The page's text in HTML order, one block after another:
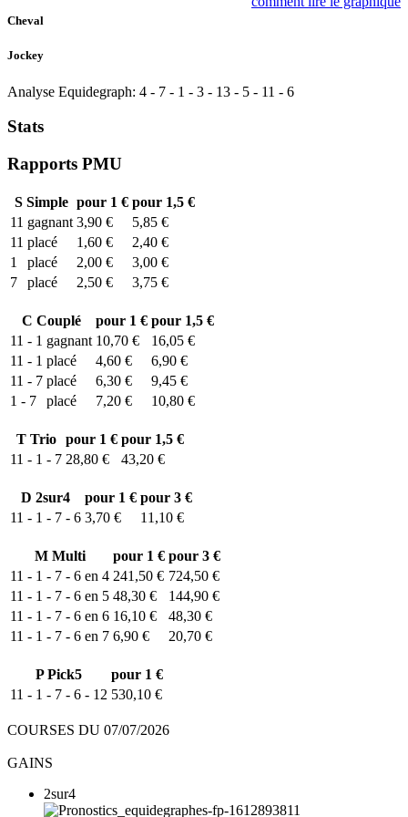
Cheval
Jockey
Analyse Equidegraph: 4 - 7 - 1 - 3 - 13 - 5 - 11 - 6
Stats
Rapports PMU
S Simple pour 1 € pour 1,5 €
11 gagnant 3,90 €
5,85 €
11 placé 1,60 €
2,40 €
1
placé 2,00 €
3,00 €
7
placé 2,50 € 3,75 €
C Couplé pour 1 € pour 1,5 €
11 - 1 gagnant 10,70 €
16,05 €
11 - 1 placé 4,60 €
6,90 €
11 - 7 placé 6,30 €
9,45 €
1 - 7
placé 7,20 € 10,80 €
TTrio pour 1 € pour 1,5 €
11 - 1 - 7 28,80 € 43,20 €
D 2sur4 pour 1 € pour 3 €
11 - 1 - 7 - 6 3,70 € 11,10 €
MMulti pour 1 € pour 3 €
11 - 1 - 7 - 6 en 4 241,50 € 724,50 €
11 - 1 - 7 - 6 en 5 48,30 €
144,90 €
11 - 1 - 7 - 6 en 6 16,10 €
48,30 €
11 - 1 - 7 - 6 en 7 6,90 € 20,70 €
PPick5
pour 1 €
11 - 1 - 7 - 6 - 12 530,10 €
COURSES DU 07/07/2026
GAINS
2sur4